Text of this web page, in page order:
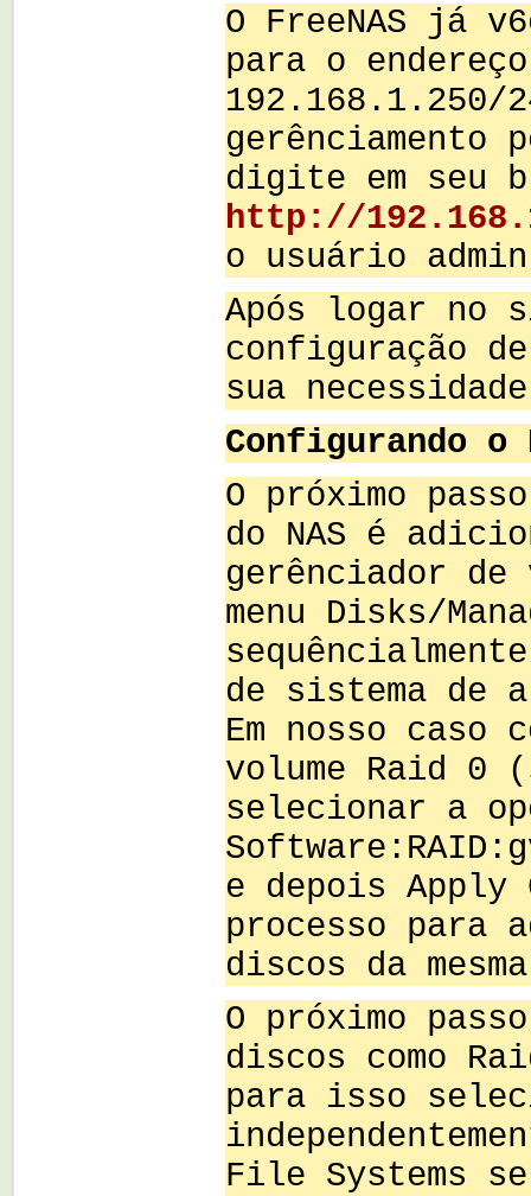
O FreeNAS já
para o
gerênciamento
digite em seu
http://
o usuário
Após logar no
configuração
sua
Configurando o
O próximo
do NAS é
gerênciador de
menu Disks/
de sistema de
Em nosso caso
volume Raid 0
selecionar a
e depois Apply
processo para
discos da
O próximo
discos como
para isso
File Systems